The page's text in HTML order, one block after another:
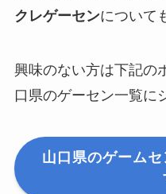
クレゲーセンについて
興味のない方は下記の
口県のゲーセン一覧に
山口県のゲーム